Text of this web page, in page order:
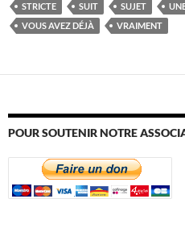
STRICTE SUIT SUJET
VOUS AVEZ DÉJÀ
VRAIMENT
POUR SOUTENIR NOTRE